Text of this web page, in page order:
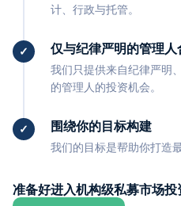
计、行政与托管。
仅与纪律严明的管理人
我们只提供来自纪律严明
的管理人的投资机会。
围绕你的目标构建
我们的目标是帮助你打造
准备好进入机构级私募市场投